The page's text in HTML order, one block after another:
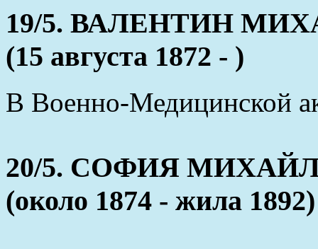
19/5. ВАЛЕНТИН
(15 августа 1872 - )
В Военно-Медицинской
20/5. СОФИЯ
(около 1874 - жила 1892)